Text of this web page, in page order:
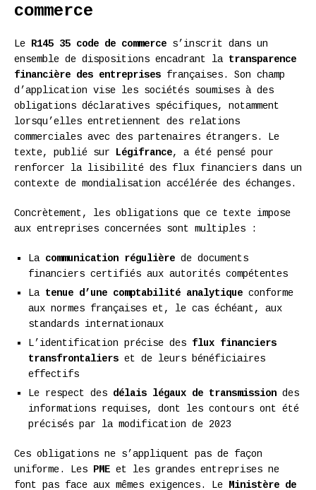
commerce
Le R145 35 code de commerce s’inscrit dans un
ensemble de dispositions encadrant la transparence
financière des entreprises françaises. Son champ
d’application vise les sociétés soumises à des
obligations déclaratives spécifiques, notamment
lorsqu’elles entretiennent des relations
commerciales avec des partenaires étrangers. Le
texte, publié sur
Légifrance, a été pensé pour
renforcer la lisibilité des flux financiers dans un
contexte de mondialisation accélérée des échanges.
Concrètement, les obligations que ce texte impose
aux entreprises concernées sont multiples :
La communication régulière de documents
financiers certifiés aux autorités compétentes
La tenue d’une comptabilité analytique conforme
aux normes françaises et, le cas échéant, aux
standards internationaux
L’identification précise des flux financiers
transfrontaliers et de leurs bénéficiaires
effectifs
Le respect des délais légaux de transmission des
informations requises, dont les contours ont été
précisés par la modification de 2023
Ces obligations ne s’appliquent pas de façon
uniforme. Les
PME et les grandes entreprises ne
font pas face aux mêmes exigences. Le
Ministère de